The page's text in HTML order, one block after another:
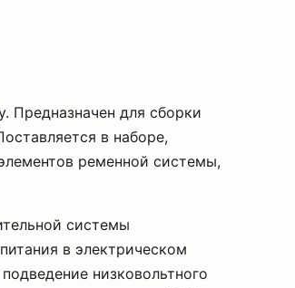
Предназначен для сборки
в наборе,
ременной системы,
системы
в электрическом
низковольтного